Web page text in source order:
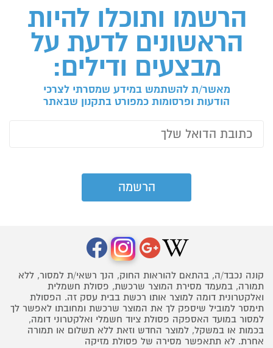
הרשמו ותוכלו להיות
הראשונים לדעת על
מבצעים ודילים:
מאשר/ת להשתמש במידע שמסרתי לצרכי
הודעות ופרסומות כמפורט בתקנון שבאתר
קונה נכבד/ה, בהתאם להוראות החוק, הנך רשאי/ת למסור, ללא
תמורה, במעמד מסירת המוצר שרכשת, פסולת חשמלית
ואלקטרונית דומה למוצר אותו רכשת בבית עסק זה. הפסולת
תימסר למוביל שיספק לך את המוצר שרכשת ומחובתו לאפשר לך
למסור במועד האספקה פסולת ציוד חשמלי ואלקטרוני דומה,
בכמות או במשקל, למוצר החדש וזאת ללא תשלום או תמורה
אחרת. לא תתאפשר מסירה של פסולת מזיקה